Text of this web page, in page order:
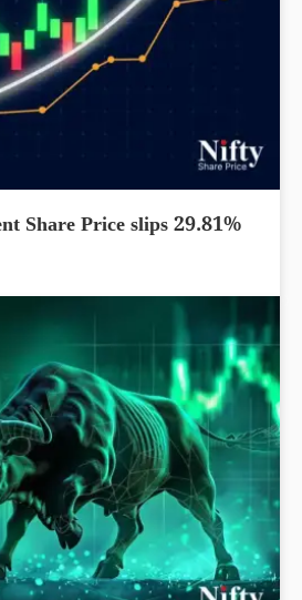
Share Price slips 29.81%